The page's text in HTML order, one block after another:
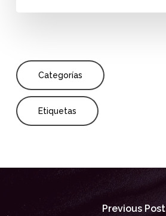
Categorías
Etiquetas
Previous Post